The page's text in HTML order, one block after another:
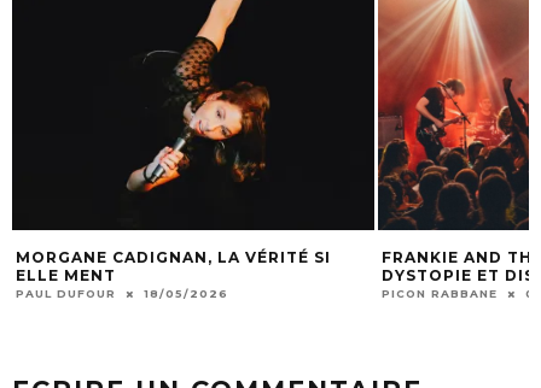
MORGANE CADIGNAN, LA VÉRITÉ SI
ELLE MENT
PAUL DUFOUR 18/05/2026
FRANKIE AND
DYSTOPIE ET
PICON RABBANE